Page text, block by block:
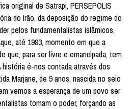
original de Satrapi, PERSEPOLIS
do Irão, da deposição do regime do
pelos fundamentalistas islâmicos,
até 1993, momento em que a
que, para ser livre e emancipada, tem
história é-nos contada através dos
Marjane, de 9 anos, nascida no seio
vemos a esperança de um povo ser
tomam o poder, forçando as